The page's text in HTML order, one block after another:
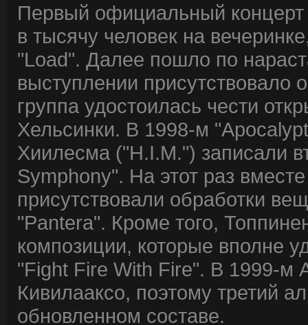
Первый официальный концерт
в тысячу человек на
"Load". Далее пошло по
выступлении присутствовало
группа удостоилась чести
Хельсинки. В 1998-м
Хиилесма ("H.I.M.") записали
Symphony". На этот раз
присутствовали обработки
"Pantera". Кроме того,
композиции, которые вполне
"Fight Fire With Fire". В 1999-м
Кивилааксо, поэтому третий
обновленном составе.